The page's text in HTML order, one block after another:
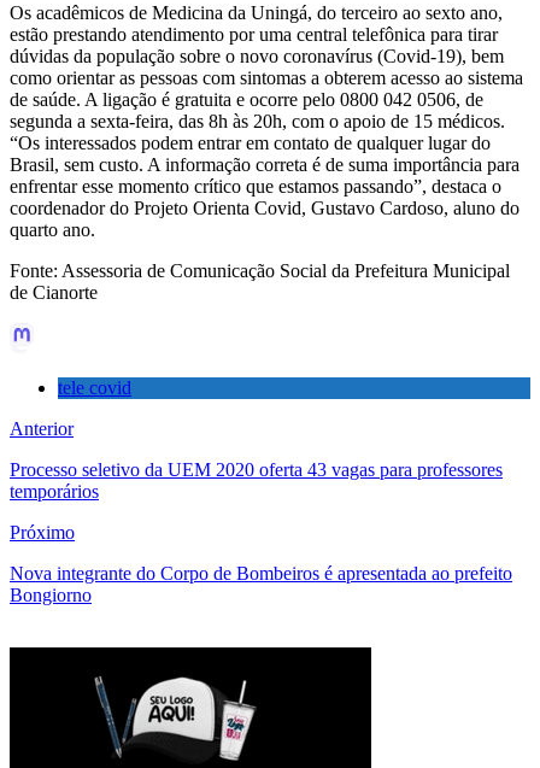
Os acadêmicos de Medicina da Uningá, do terceiro ao sexto ano,
estão prestando atendimento por uma central telefônica para tirar
dúvidas da população sobre o novo coronavírus (Covid-19), bem
como orientar as pessoas com sintomas a obterem acesso ao sistema
de saúde. A ligação é gratuita e ocorre pelo 0800 042 0506, de
segunda a sexta-feira, das 8h às 20h, com o apoio de 15 médicos.
“Os interessados podem entrar em contato de qualquer lugar do
Brasil, sem custo. A informação correta é de suma importância para
enfrentar esse momento crítico que estamos passando”, destaca o
coordenador do Projeto Orienta Covid, Gustavo Cardoso, aluno do
quarto ano.
Fonte: Assessoria de Comunicação Social da Prefeitura Municipal
de Cianorte
tele covid
Anterior
Processo seletivo da UEM 2020 oferta 43 vagas para professores
temporários
Próximo
Nova integrante do Corpo de Bombeiros é apresentada ao prefeito
Bongiorno